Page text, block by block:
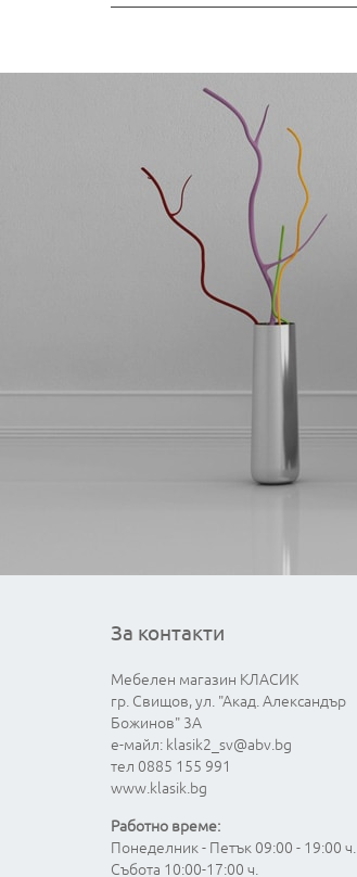
За контакти
Мебелен магазин КЛАСИК
гр. Свищов, ул. "Акад. Александър
Божинов" 3А
е-майл: klasik2_sv@abv.bg
тел 0885 155 991
www.klasik.bg
Работно време:
Понеделник - Петък 09:00 - 19:00 ч.
Събота 10:00-17:00 ч.